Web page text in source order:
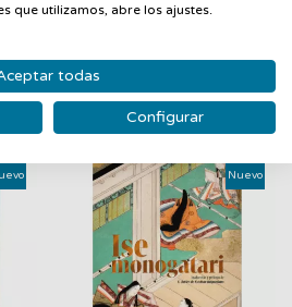
Nuevo
que utilizamos, abre los ajustes.
todas
Configurar